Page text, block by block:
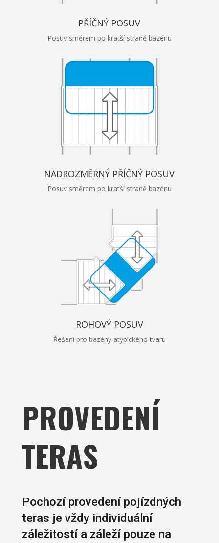
PŘÍČNÝ POSUV
Posuv směrem po kratší straně bazénu
NADROZMĚRNÝ PŘÍČNÝ POSUV
Posuv směrem po kratší straně bazénu
ROHOVÝ POSUV
Řešení pro bazény atypického tvaru
PROVEDENÍ
TERAS
Pochozí provedení pojízdných
teras je vždy individuální
záležitostí a záleží pouze na